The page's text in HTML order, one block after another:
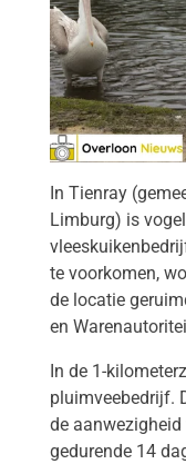
In Tienray
Limburg) is
te voorkomen,
de locatie
en
In de 1-
pluimveebedrijf.
de
gedurende 14